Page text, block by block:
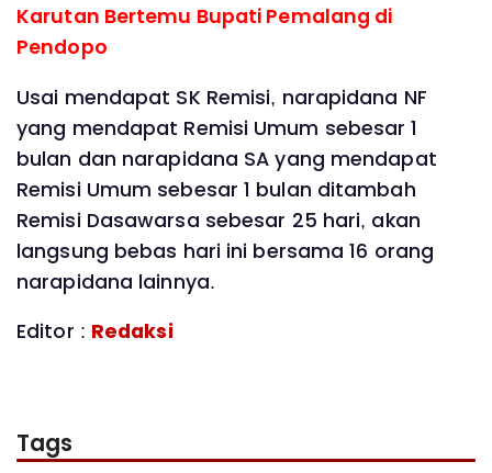
Karutan Bertemu Bupati Pemalang di
Pendopo
Usai mendapat SK Remisi, narapidana NF
yang mendapat Remisi Umum sebesar 1
bulan dan narapidana SA yang mendapat
Remisi Umum sebesar 1 bulan ditambah
Remisi Dasawarsa sebesar 25 hari, akan
langsung bebas hari ini bersama 16 orang
narapidana lainnya.
Editor : Redaksi
Tags